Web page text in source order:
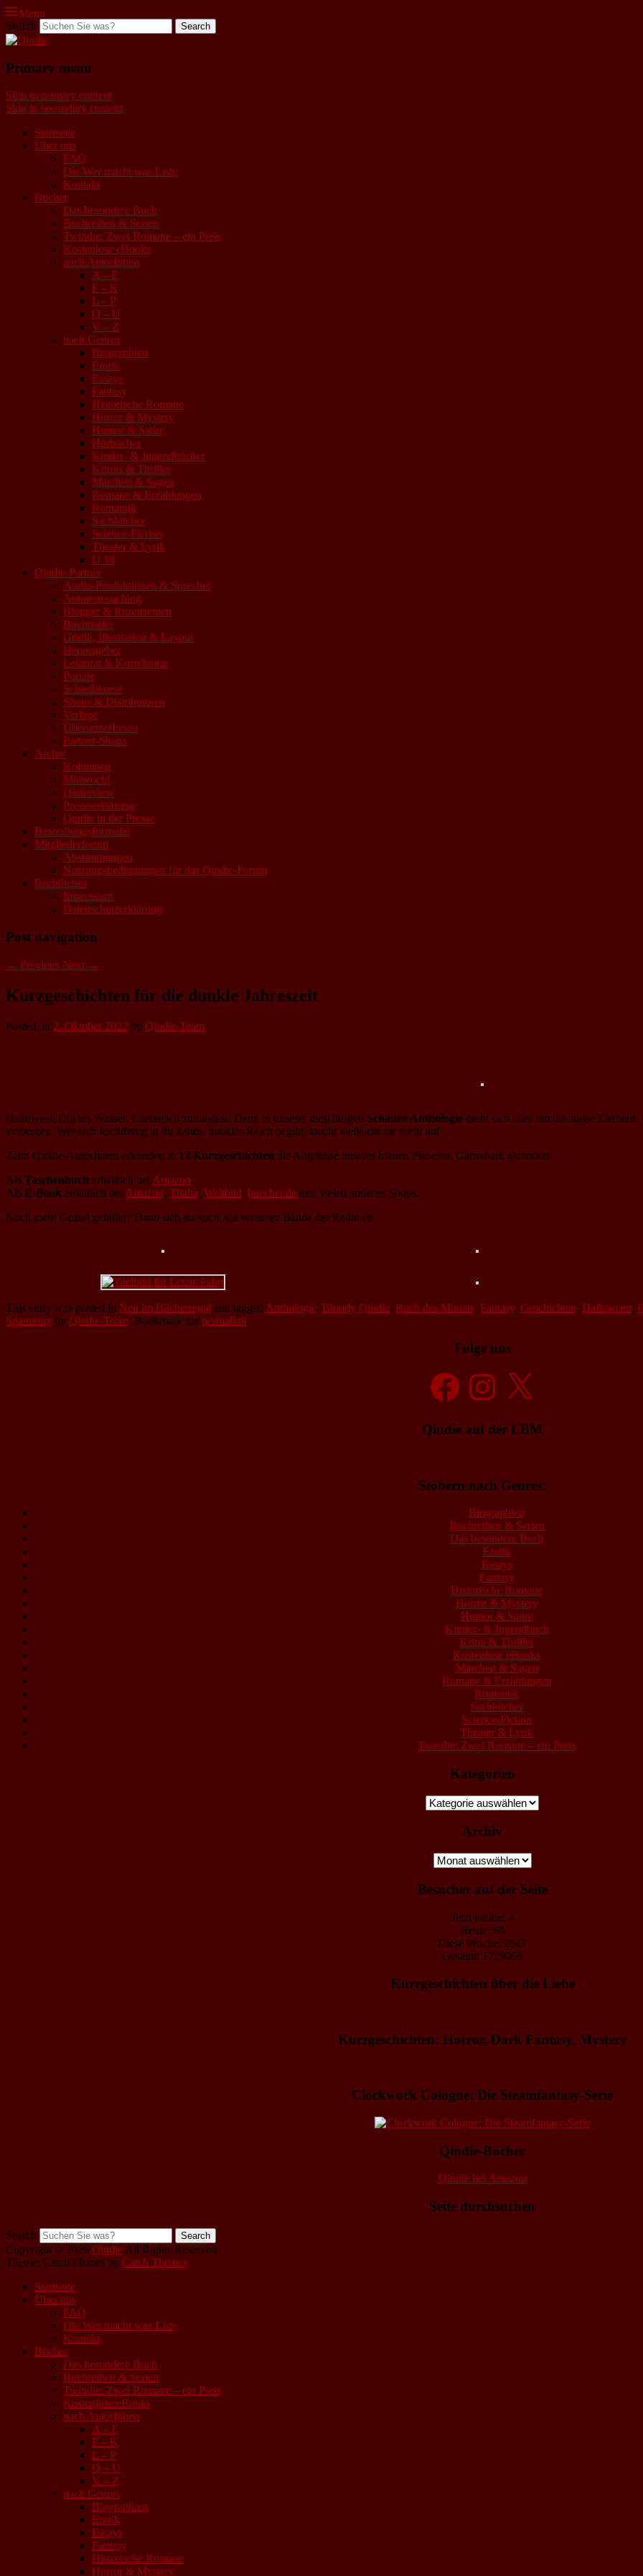
Menu
Qindie
Search
Primary menu
Skip to primary content
Skip to secondary content
Startseite
Über uns
FAQ
Die Wer macht was Liste
Kontakt
Bücher
Das besondere Buch
Buchreihen & Serien
Twindie: Zwei Romane – ein Preis
Kostenlose eBooks
nach AutorInnen
A – E
F – K
L – P
Q – U
V – Z
nach Genres
Biographien
Erotik
Essays
Fantasy
Historische Romane
Horror & Mystery
Humor & Satire
Hörbücher
Kinder- & Jugendbücher
Krimis & Thriller
Märchen & Sagen
Romane & Erzählungen
Romantik
Sachbücher
Science-Fiction
Theater & Lyrik
U 18
Qindie-Partner
Audio-Produktionen & Sprecher
Autorencoaching
Blogger & Rezensenten
Buchtrailer
Grafik, Illustration & Layout
Herausgeber
Lektorat & Korrektorat
Portale
Schreibkurse
Shops & Distributoren
Verlage
ÜbersetzerInnen
Partner-Shops
Archiv
Kolumnen
Mittwoch!
Qinterview
Presseerklärung
Qindie in der Presse
Bewerbungsformular
Mitgliederforum
Abstimmungen
Nutzungsbedingungen für das Qindie-Forum
Rechtliches
Impressum
Datenschutzerklärung
Post navigation
← Previous Next →
Kurzgeschichten für die dunkle Jahreszeit
Posted on 2. Oktober 2022 by Qindie-Team
Halloween fällt ins Wasser. Literarisch zumindest. Denn in unserer diesjährigen Schauer-Anthologie dreht sich alles um das nasse
verbergen. Wer sich leichtfertig in ihr kaltes, dunkles Reich begibt, taucht vielleicht nie mehr auf …
Zehn Qindie-AutorInnen erkunden in 13 Kurzgeschichten die Abgründe unseres blauen Planeten. Gänsehaut garantiert!
Als Taschenbuch erhältlich bei Amazon.
Als E-Book erhältlich bei Amazon, Thalia, Weltbild, buecher.de und vielen anderen Shops.
Noch mehr Grusel gefällig? Dann sieh dir auch alle weiteren Bände der Reihe an:
This entry was posted in Neu im Bücherregal and tagged Anthologie, Bloody Qindie, Buch des Monats, Fantasy, Geschichten, Halloween,
Spannung by Qindie-Team. Bookmark the permalink.
Folge uns
FacebookInstagramX
Qindie auf der LBM
Stöbern nach Genres:
Biographien
Buchreihen & Serien
Das besondere Buch
Erotik
Essays
Fantasy
Historische Romane
Horror & Mystery
Humor & Satire
Kinder- & Jugendbuch
Krimi & Thriller
Kostenlose eBooks
Märchen & Sagen
Romane & Erzählungen
Romantik
Sachbücher
Science-Fiction
Theater & Lyrik
Twindie: Zwei Romane – ein Preis
Kategorien
Kategorien
Archiv
Archiv
Besucher auf der Seite
Jetzt online: 4
Heute: 60
Diese Woche: 2647
Gesamt: 1729068
Kurzgeschichten über die Liebe
Kurzgeschichten: Horror, Dark Fantasy, Mystery
Clockwork Cologne: Die Steamfantasy-Serie
Qindie-Bücher
Qindie bei Amazon
Seite durchsuchen
Search
Copyright © 2026 Qindie All Rights Reserved.
Theme: Catch Flames by Catch Themes
Startseite
Über uns
FAQ
Die Wer macht was Liste
Kontakt
Bücher
Das besondere Buch
Buchreihen & Serien
Twindie: Zwei Romane – ein Preis
Kostenlose eBooks
nach AutorInnen
A – E
F – K
L – P
Q – U
V – Z
nach Genres
Biographien
Erotik
Essays
Fantasy
Historische Romane
Horror & Mystery